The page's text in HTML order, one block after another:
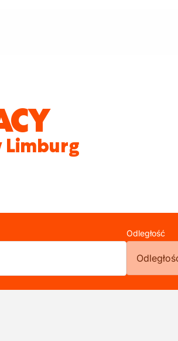
Limburg
Odległość